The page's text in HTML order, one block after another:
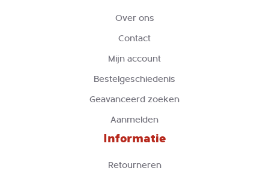
Over ons
Contact
Mijn account
Bestelgeschiedenis
Geavanceerd zoeken
Aanmelden
Informatie
Retourneren